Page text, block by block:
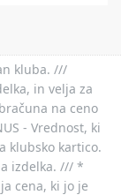
kluba. ///
in velja za
na ceno
- Vrednost, ki
klubsko kartico.
izdelka. /// *
cena, ki jo je